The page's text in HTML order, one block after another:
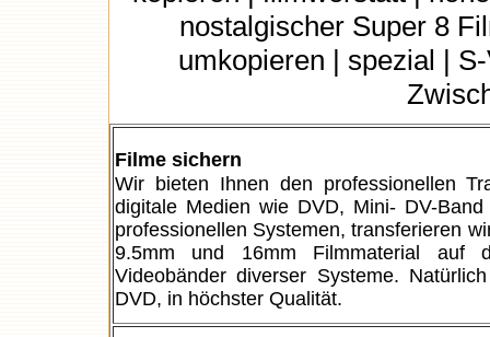
nostalgischer Super 8
umkopieren | spezial |
Filme sichern
Wir bieten Ihnen den professionellen
digitale Medien wie DVD, Mini- DV-
professionellen Systemen, transferieren
9.5mm und 16mm Filmmaterial auf
Videobänder diverser Systeme.
DVD, in höchster Qualität.